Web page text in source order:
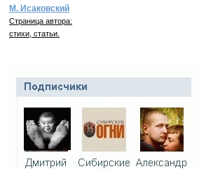
М. Исаковский
Страница автора:
стихи, статьи.